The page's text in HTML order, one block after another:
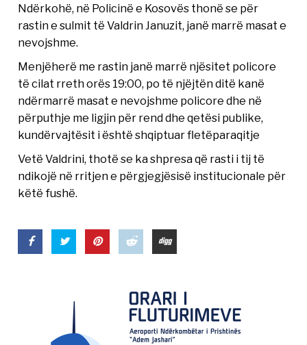
Ndërkohë, në Policinë e Kosovës thonë se për
rastin e sulmit të Valdrin Januzit, janë marrë masat e
nevojshme.
Menjëherë me rastin janë marrë njësitet policore
të cilat rreth orës 19:00, po të njëjtën ditë kanë
ndërmarrë masat e nevojshme policore dhe në
përputhje me ligjin për rend dhe qetësi publike,
kundërvajtësit i është shqiptuar fletëparaqitje
Vetë Valdrini, thotë se ka shpresa që rasti i tij të
ndikojë në rritjen e përgjegjësisë institucionale për
këtë fushë.